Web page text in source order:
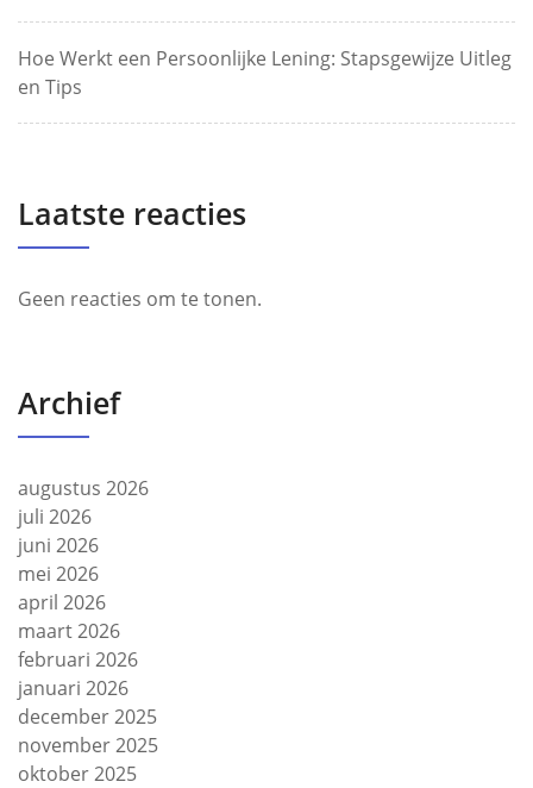
Hoe Werkt een Persoonlijke Lening: Stapsgewijze Uitleg
en Tips
Laatste reacties
Geen reacties om te tonen.
Archief
augustus 2026
juli 2026
juni 2026
mei 2026
april 2026
maart 2026
februari 2026
januari 2026
december 2025
november 2025
oktober 2025